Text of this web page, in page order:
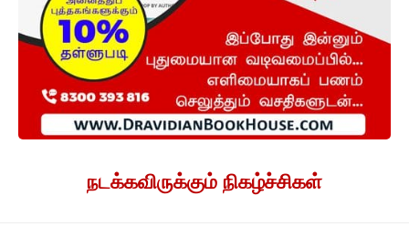
நடக்கவிருக்கும் நிகழ்ச்சிகள்